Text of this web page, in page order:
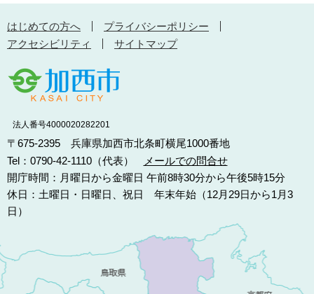
はじめての方へ
プライバシーポリシー
アクセシビリティ
サイトマップ
法人番号4000020282201
〒675-2395 兵庫県加西市北条町横尾1000番地
Tel：0790-42-1110（代表）
メールでの問合せ
開庁時間：月曜日から金曜日 午前8時30分から午後5時15分
休日：土曜日・日曜日、祝日 年末年始（12月29日から1月3
日）